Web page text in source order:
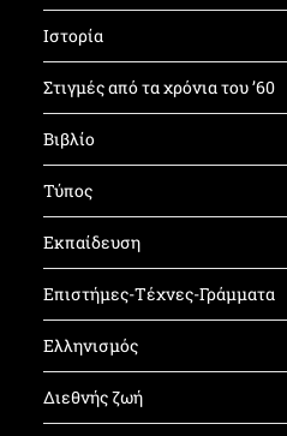
Ιστορία
Στιγμές από τα χρόνια του ’60
Βιβλίο
Τύπος
Εκπαίδευση
Επιστήμες-Τέχνες-Γράμματα
Ελληνισμός
Διεθνής ζωή